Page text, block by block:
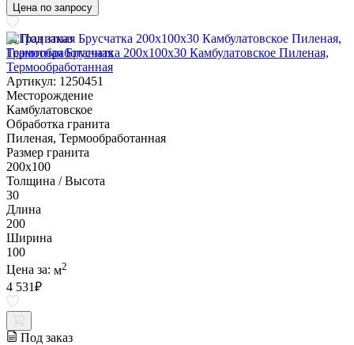
Цена по запросу
Под заказ
Гранитная Брусчатка 200х100x30 Камбулатовское Пиленая,
Термообработанная
Артикул: 1250451
Месторождение
Камбулатовское
Обработка гранита
Пиленая, Термообработанная
Размер гранита
200х100
Толщина / Высота
30
Длина
200
Ширина
100
Цена за: м2
4 531₽
Под заказ